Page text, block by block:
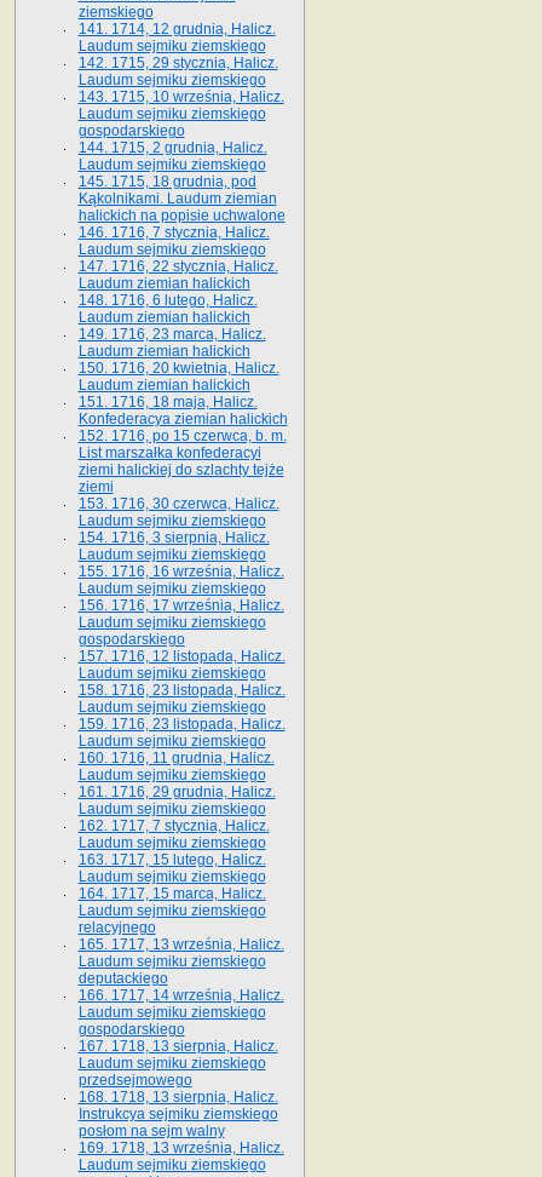
ziemskiego
141. 1714, 12 grudnia, Halicz.
Laudum sejmiku ziemskiego
142. 1715, 29 stycznia, Halicz.
Laudum sejmiku ziemskiego
143. 1715, 10 września, Halicz.
Laudum sejmiku ziemskiego
gospodarskiego
144. 1715, 2 grudnia, Halicz.
Laudum sejmiku ziemskiego
145. 1715, 18 grudnia, pod
Kąkolnikami. Laudum ziemian
halickich na popisie uchwalone
146. 1716, 7 stycznia, Halicz.
Laudum sejmiku ziemskiego
147. 1716, 22 stycznia, Halicz.
Laudum ziemian halickich
148. 1716, 6 lutego, Halicz.
Laudum ziemian halickich
149. 1716, 23 marca, Halicz.
Laudum ziemian halickich
150. 1716, 20 kwietnia, Halicz.
Laudum ziemian halickich
151. 1716, 18 maja, Halicz.
Konfederacya ziemian halickich
152. 1716, po 15 czerwca, b. m.
List marszałka konfederacyi
ziemi halickiej do szlachty tejże
ziemi
153. 1716, 30 czerwca, Halicz.
Laudum sejmiku ziemskiego
154. 1716, 3 sierpnia, Halicz.
Laudum sejmiku ziemskiego
155. 1716, 16 września, Halicz.
Laudum sejmiku ziemskiego
156. 1716, 17 września, Halicz.
Laudum sejmiku ziemskiego
gospodarskiego
157. 1716, 12 listopada, Halicz.
Laudum sejmiku ziemskiego
158. 1716, 23 listopada, Halicz.
Laudum sejmiku ziemskiego
159. 1716, 23 listopada, Halicz.
Laudum sejmiku ziemskiego
160. 1716, 11 grudnia, Halicz.
Laudum sejmiku ziemskiego
161. 1716, 29 grudnia, Halicz.
Laudum sejmiku ziemskiego
162. 1717, 7 stycznia, Halicz.
Laudum sejmiku ziemskiego
163. 1717, 15 lutego, Halicz.
Laudum sejmiku ziemskiego
164. 1717, 15 marca, Halicz.
Laudum sejmiku ziemskiego
relacyjnego
165. 1717, 13 września, Halicz.
Laudum sejmiku ziemskiego
deputackiego
166. 1717, 14 września, Halicz.
Laudum sejmiku ziemskiego
gospodarskiego
167. 1718, 13 sierpnia, Halicz.
Laudum sejmiku ziemskiego
przedsejmowego
168. 1718, 13 sierpnia, Halicz.
Instrukcya sejmiku ziemskiego
posłom na sejm walny
169. 1718, 13 września, Halicz.
Laudum sejmiku ziemskiego